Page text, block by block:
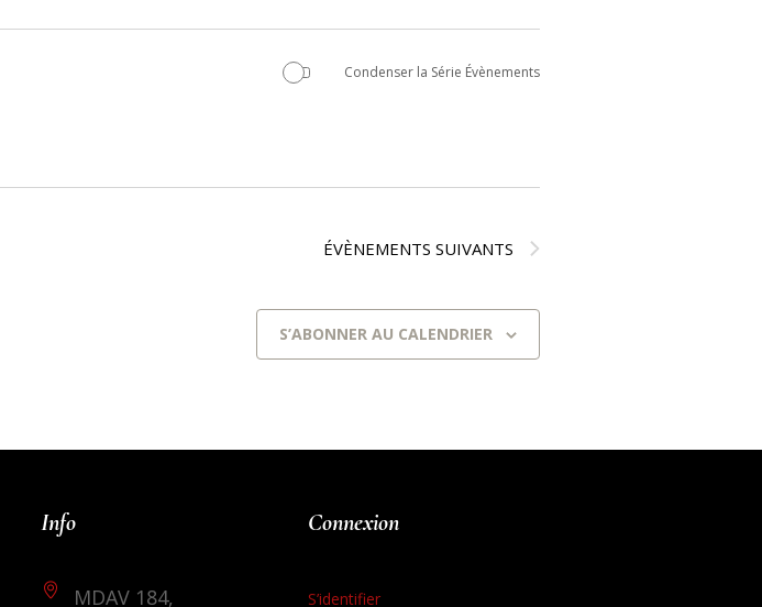
Condenser la Série Évènements
ÉVÈNEMENTS SUIVANTS
S’ABONNER AU CALENDRIER
Info
MDAV 184,
Connexion
S’identifier